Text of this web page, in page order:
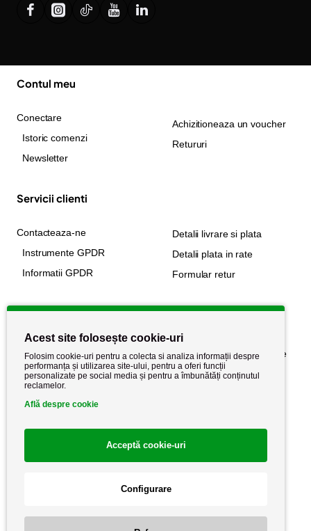
Contul meu
Conectare
Istoric comenzi
Newsletter
Achizitioneaza un voucher
Retururi
Servicii clienti
Contacteaza-ne
Instrumente GPDR
Informatii GPDR
Detalii livrare si plata
Detalii plata in rate
Formular retur
Despre noi
Stiri si noutati
Politica de confidențialitate
Politica de retur
Acest site folosește cookie-uri
Folosim cookie-uri pentru a colecta si analiza informații despre
performanța și utilizarea site-ului, pentru a oferi funcții
personalizate pe social media și pentru a îmbunătăți conținutul
reclamelor.
Află despre cookie
Acceptă cookie-uri
Configurare